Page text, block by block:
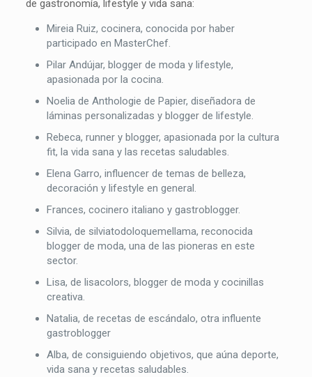
de gastronomía, lifestyle y vida sana:
Mireia Ruiz, cocinera, conocida por haber
participado en MasterChef.
Pilar Andújar, blogger de moda y lifestyle,
apasionada por la cocina.
Noelia de Anthologie de Papier, diseñadora de
láminas personalizadas y blogger de lifestyle.
Rebeca, runner y blogger, apasionada por la cultura
fit, la vida sana y las recetas saludables.
Elena Garro, influencer de temas de belleza,
decoración y lifestyle en general.
Frances, cocinero italiano y gastroblogger.
Silvia, de silviatodoloquemellama, reconocida
blogger de moda, una de las pioneras en este
sector.
Lisa, de lisacolors, blogger de moda y cocinillas
creativa.
Natalia, de recetas de escándalo, otra influente
gastroblogger
Alba, de consiguiendo objetivos, que aúna deporte,
vida sana y recetas saludables.